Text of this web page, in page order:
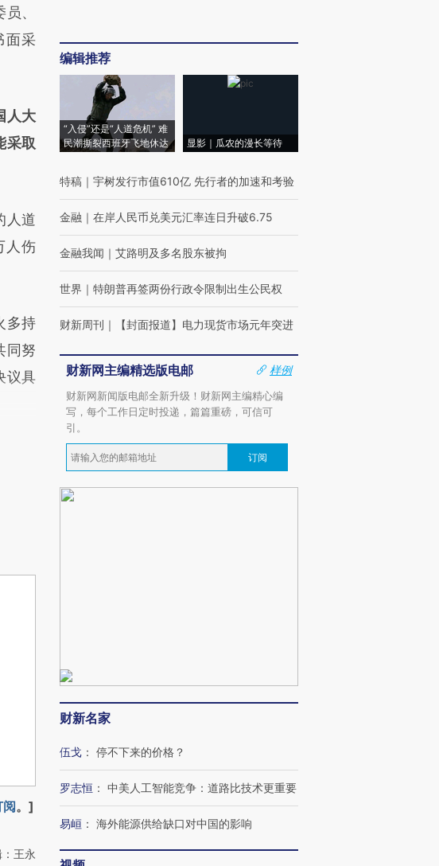
方
代表
细致
、
面采
人大
采取
人道
人伤
多持
同努
议具
。]
王永
编辑推荐
“入侵”还是“人道危机” 难
民潮撕裂西班牙飞地休达
显影｜瓜农的漫长等待
特稿 ｜ 宇树发行市值610亿 先行者的加速和考验
金融 ｜ 在岸人民币兑美元汇率连日升破6.75
金融我闻 ｜ 艾路明及多名股东被拘
世界 ｜ 特朗普再签两份行政令限制出生公民权
财新周刊 ｜ 【封面报道】电力现货市场元年突进
财新网主编精选版电邮
样例
财新网新闻版电邮全新升级！财新网主编精心编
写，每个工作日定时投递，篇篇重磅，可信可
引。
订阅
财新名家
伍戈 ： 停不下来的价格？
罗志恒 ： 中美人工智能竞争：道路比技术更重要
易峘 ： 海外能源供给缺口对中国的影响